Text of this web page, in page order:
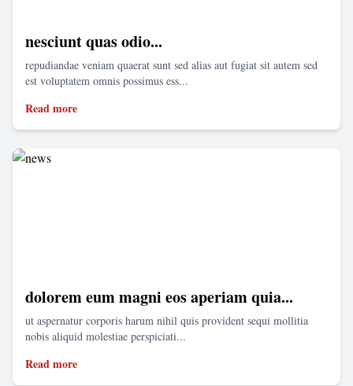
nesciunt quas odio...
repudiandae veniam quaerat sunt sed alias aut fugiat sit autem sed
est voluptatem omnis possimus ess...
Read more
dolorem eum magni eos aperiam quia...
ut aspernatur corporis harum nihil quis provident sequi mollitia
nobis aliquid molestiae perspiciati...
Read more